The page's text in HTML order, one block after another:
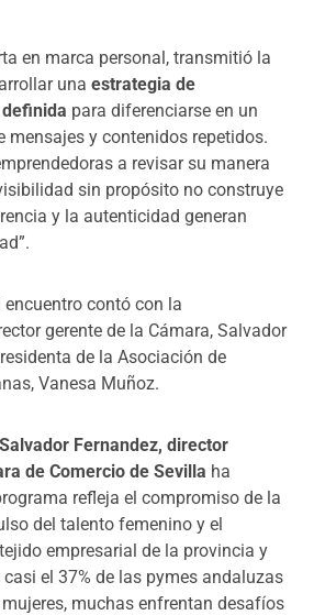
en marca personal, transmitió la
una estrategia de
para diferenciarse en un
mensajes y contenidos repetidos.
a revisar su manera
sin propósito no construye
y la autenticidad generan
contó con la
gerente de la Cámara, Salvador
de la Asociación de
Vanesa Muñoz.
Salvador Fernandez, director
de Comercio de Sevilla ha
refleja el compromiso de la
del talento femenino y el
empresarial de la provincia y
el 37% de las pymes andaluzas
muchas enfrentan desafíos